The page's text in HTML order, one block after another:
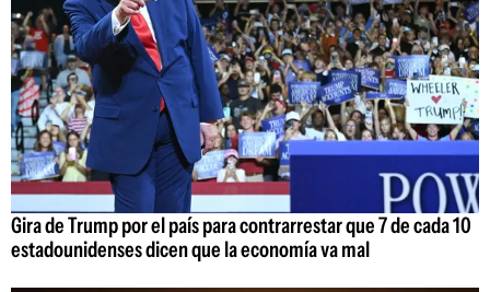
Gira de Trump por el país para contrarrestar que 7 de cada 10
estadounidenses dicen que la economía va mal